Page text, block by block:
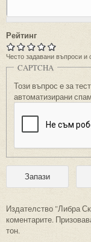
Рейтинг
Често задавани въпроси и
CAPTCHA
Този въпрос е за
автоматизирани
Издателство "Либра
коментарите.
тон.